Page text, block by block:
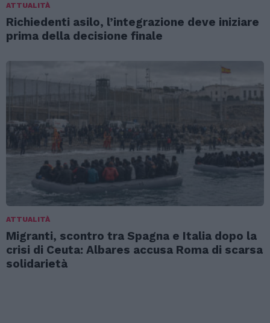
ATTUALITÀ
Richiedenti asilo, l’integrazione deve iniziare
prima della decisione finale
ATTUALITÀ
Migranti, scontro tra Spagna e Italia dopo la
crisi di Ceuta: Albares accusa Roma di scarsa
solidarietà